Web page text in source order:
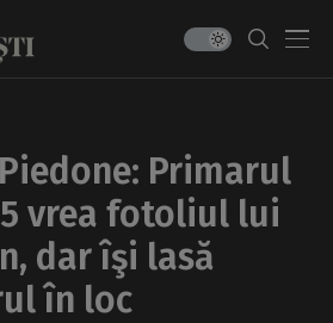
Primarul
vrea fotoliul lui
dar îşi lasă
în loc